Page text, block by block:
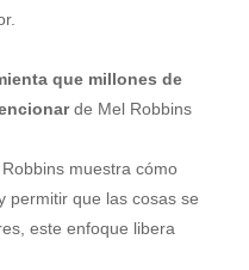
que millones de
de Mel Robbins
muestra cómo
permitir que las cosas se
este enfoque libera